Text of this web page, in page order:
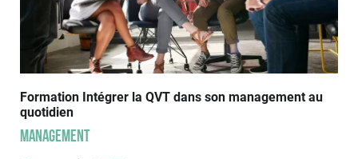
Formation Intégrer la QVT dans son management au
quotidien
Management